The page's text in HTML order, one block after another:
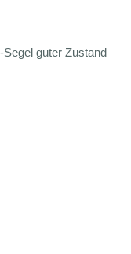
guter Zustand